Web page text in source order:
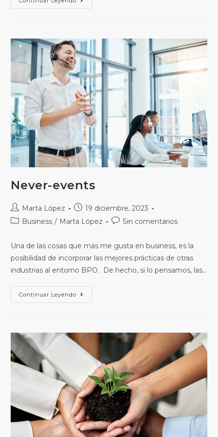
Never-events
Marta López
19 diciembre, 2023
Business / Marta López Sin comentarios
Una de las cosas que más me gusta en business, es la
posibilidad de incorporar las mejores prácticas de otras
industrias al entorno BPO. De hecho, si lo pensamos, las…
Continuar Leyendo